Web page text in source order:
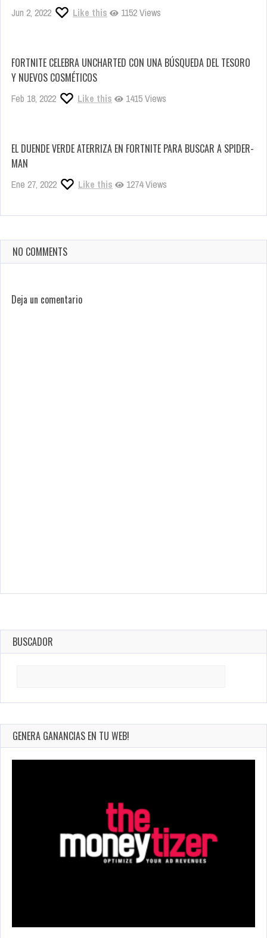
Jun 2, 2022 Like this 1152 Views
FORTNITE CELEBRA UNCHARTED CON UNA BÚSQUEDA DEL TESORO
Y NUEVOS COSMÉTICOS
Feb 18, 2022 Like this 1415 Views
EL DUENDE VERDE ATERRIZA EN FORTNITE PARA BUSCAR A SPIDER-
MAN
Ene 27, 2022 Like this 1274 Views
NO COMMENTS
Deja un comentario
BUSCADOR
GENERA GANANCIAS EN TU WEB!